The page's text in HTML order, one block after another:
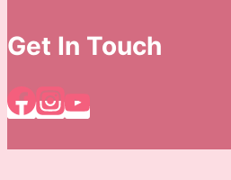
Get In Touch